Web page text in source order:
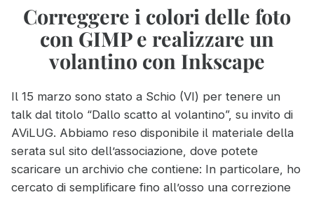
Correggere i colori delle foto
con GIMP e realizzare un
volantino con Inkscape
Il 15 marzo sono stato a Schio (VI) per tenere un
talk dal titolo “Dallo scatto al volantino”, su invito di
AViLUG. Abbiamo reso disponibile il materiale della
serata sul sito dell’associazione, dove potete
scaricare un archivio che contiene: In particolare, ho
cercato di semplificare fino all’osso una correzione